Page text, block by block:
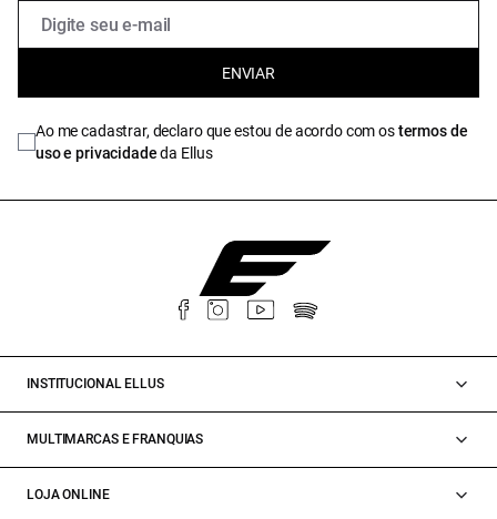
ENVIAR
Ao me cadastrar, declaro que estou de acordo com ostermos de
uso e privacidadeda Ellus
INSTITUCIONAL ELLUS
MULTIMARCAS E FRANQUIAS
LOJA ONLINE